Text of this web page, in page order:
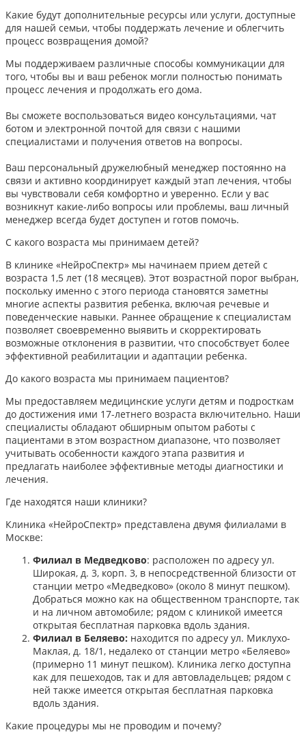
Какие будут дополнительные ресурсы или услуги, доступные
для нашей семьи, чтобы поддержать лечение и облегчить
процесс возвращения домой?
Мы поддерживаем различные способы коммуникации для
того, чтобы вы и ваш ребенок могли полностью понимать
процесс лечения и продолжать его дома.
Вы сможете воспользоваться видео консультациями, чат
ботом и электронной почтой для связи с нашими
специалистами и получения ответов на вопросы.
Ваш персональный дружелюбный менеджер постоянно на
связи и активно координирует каждый этап лечения, чтобы
вы чувствовали себя комфортно и уверенно. Если у вас
возникнут какие-либо вопросы или проблемы, ваш личный
менеджер всегда будет доступен и готов помочь.
С какого возраста мы принимаем детей?
В клинике «НейроСпектр» мы начинаем прием детей с
возраста 1,5 лет (18 месяцев). Этот возрастной порог выбран,
поскольку именно с этого периода становятся заметны
многие аспекты развития ребенка, включая речевые и
поведенческие навыки. Раннее обращение к специалистам
позволяет своевременно выявить и скорректировать
возможные отклонения в развитии, что способствует более
эффективной реабилитации и адаптации ребенка.​
До какого возраста мы принимаем пациентов?
Мы предоставляем медицинские услуги детям и подросткам
до достижения ими 17-летнего возраста включительно. Наши
специалисты обладают обширным опытом работы с
пациентами в этом возрастном диапазоне, что позволяет
учитывать особенности каждого этапа развития и
предлагать наиболее эффективные методы диагностики и
лечения.​
Где находятся наши клиники?
Клиника «НейроСпектр» представлена двумя филиалами в
Москве:​
Филиал в Медведково: расположен по адресу ул.
Широкая, д. 3, корп. 3, в непосредственной близости от
станции метро «Медведково» (около 8 минут пешком).
Добраться можно как на общественном транспорте, так
и на личном автомобиле; рядом с клиникой имеется
открытая бесплатная парковка вдоль здания.
Филиал в Беляево: находится по адресу ул. Миклухо-
Маклая, д. 18/1, недалеко от станции метро «Беляево»
(примерно 11 минут пешком). Клиника легко доступна
как для пешеходов, так и для автовладельцев; рядом с
ней также имеется открытая бесплатная парковка
вдоль здания.
Какие процедуры мы не проводим и почему?